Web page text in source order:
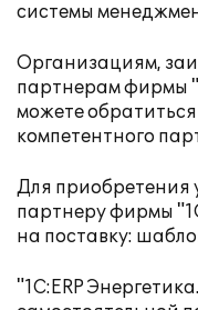
системы
Организациям,
партнерам фирмы
можете
компетентного
Для приобретения
партнеру фирмы
на поставку:
"1С:ERP